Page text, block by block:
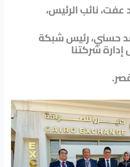
عفت، نائب الرئيس
حسني، رئيس شبكة
شركتنا